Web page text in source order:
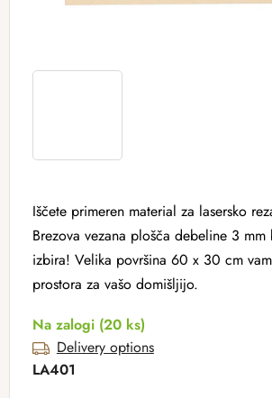
Iščete primeren material za lasersko
Brezova vezana plošča debeline 3
izbira! Velika površina 60 x 30 cm
prostora za vašo domišljijo.
Na zalogi (20 ks)
Delivery options
LA401